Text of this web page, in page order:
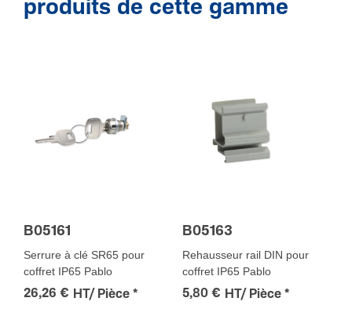
produits de cette gamme
B05161
Serrure à clé SR65 pour
coffret IP65 Pablo
26,26 € HT/ Pièce *
B05163
Rehausseur rail DIN pour
coffret IP65 Pablo
5,80 € HT/ Pièce *